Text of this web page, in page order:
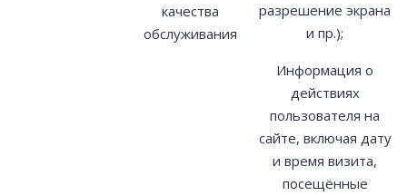
качества
обслуживания
разрешение экрана
и пр.);
Информация о
действиях
пользователя на
сайте, включая дату
и время визита,
посещённые